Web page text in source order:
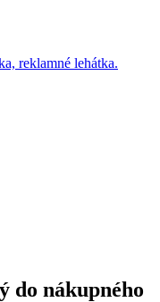
do nákupného